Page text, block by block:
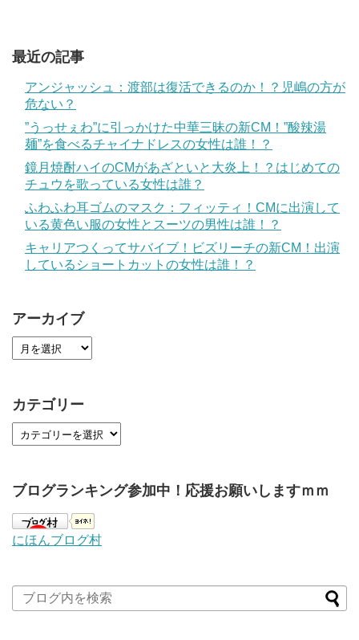
最近の記事
アンジャッシュ：渡部は復活できるのか！？児嶋の方が
危ない？
”うっせぇわ”に引っかけた中華三昧の新CM！”酸辣湯
麺”を食べるチャイナドレスの女性は誰！？
鏡月焼酎ハイのCMがあざといと大炎上！？はじめての
チュウを歌っている女性は誰？
ふわふわ耳ゴムのマスク：フィッティ！CMに出演して
いる黄色い服の女性とスーツの男性は誰！？
キャリアつくってサバイブ！ビズリーチの新CM！出演
しているショートカットの女性は誰！？
アーカイブ
カテゴリー
ブログランキング参加中！応援お願いしますｍｍ
にほんブログ村